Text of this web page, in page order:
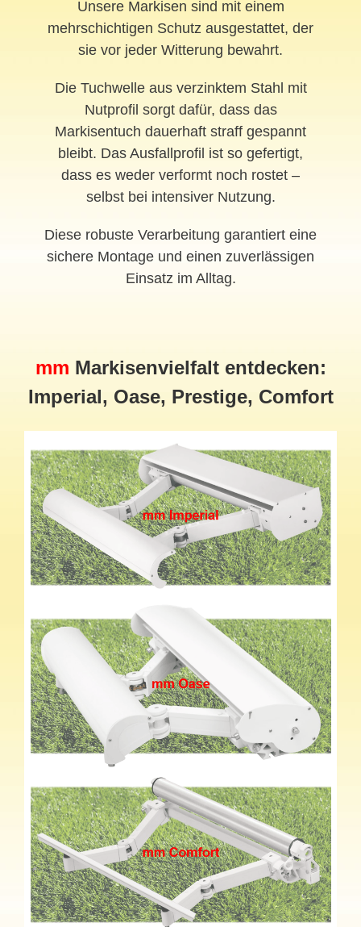
Unsere Markisen sind mit einem
mehrschichtigen Schutz ausgestattet, der
sie vor jeder Witterung bewahrt.
Die Tuchwelle aus verzinktem Stahl mit
Nutprofil sorgt dafür, dass das
Markisentuch dauerhaft straff gespannt
bleibt. Das Ausfallprofil ist so gefertigt,
dass es weder verformt noch rostet –
selbst bei intensiver Nutzung.
Diese robuste Verarbeitung garantiert eine
sichere Montage und einen zuverlässigen
Einsatz im Alltag.
mm Markisenvielfalt entdecken:
Imperial, Oase, Prestige, Comfort